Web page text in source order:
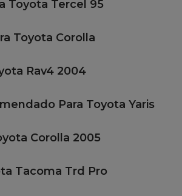
Toyota Tercel 95
Toyota Corolla
Rav4 2004
Para Toyota Yaris
Corolla 2005
Tacoma Trd Pro